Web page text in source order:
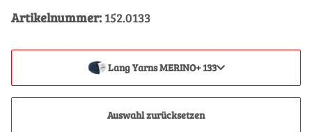
Artikelnummer: 152.0133
Lang Yarns MERINO+ 133
Auswahl zurücksetzen